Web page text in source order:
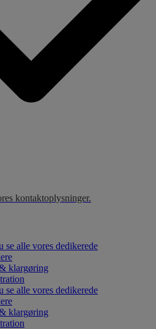
kontaktoplysninger.
se alle vores dedikerede
klargøring
se alle vores dedikerede
klargøring